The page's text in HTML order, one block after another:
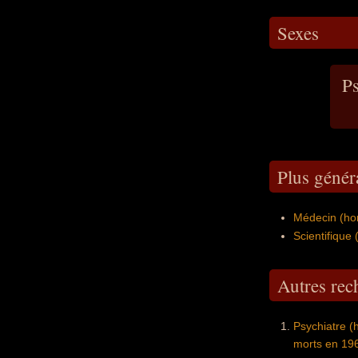
Sexes
Plus
Médecin
Scientifique
Autres
Psychiatre
morts en